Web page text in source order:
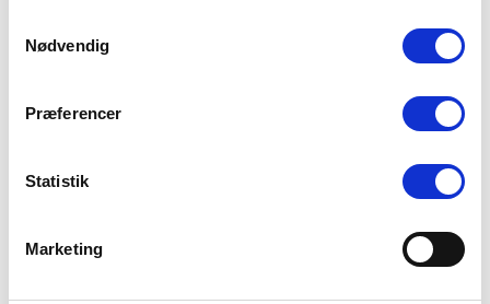
Du kan læse mere om vores brug af cookies under
"Detaljer" eller ved at klikke videre til vores Cookiepolitik,
Nødvendig
Præferencer
Statistik
Marketing